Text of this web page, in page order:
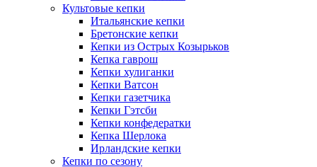
Культовые кепки
Итальянские кепки
Бретонские кепки
Кепки из Острых Козырьков
Кепка гаврош
Кепки хулиганки
Кепки Ватсон
Кепки газетчика
Кепки Гэтсби
Кепки конфедератки
Кепка Шерлока
Ирландские кепки
Кепки по сезону